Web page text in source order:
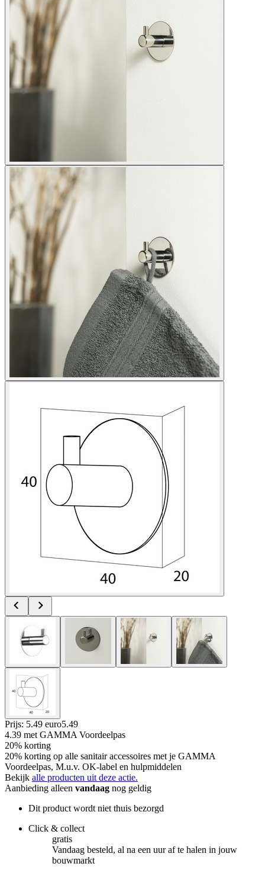
Prijs: 5.49 euro5.49
4.39 met GAMMA Voordeelpas
20% korting
20% korting op alle sanitair accessoires met je GAMMA
Voordeelpas, M.u.v. OK-label en hulpmiddelen
Bekijk alle producten uit deze actie.
Aanbieding alleen vandaag nog geldig
Dit product wordt niet thuis bezorgd
Click & collect
gratis
Vandaag besteld, al na een uur af te halen in jouw
bouwmarkt